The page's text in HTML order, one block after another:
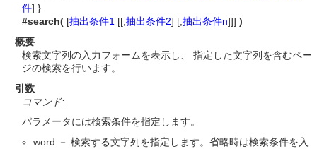
件] }
#search( [抽出条件1 [[, 抽出条件2] [, 抽出条件n]]] )
概要
検索文字列の入力フォームを表示し、 指定した文字列を含むペー
ジの検索を行います。
引数
コマンド:
パラメータには検索条件を指定します。
word － 検索する文字列を指定します。省略時は検索条件を入